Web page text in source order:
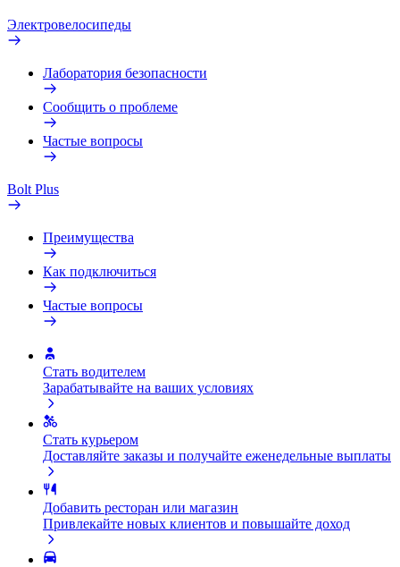
Электровелосипеды
Лаборатория безопасности
Сообщить о проблеме
Частые вопросы
Bolt Plus
Преимущества
Как подключиться
Частые вопросы
Стать водителем
Зарабатывайте на ваших условиях
Стать курьером
Доставляйте заказы и получайте еженедельные выплаты
Добавить ресторан или магазин
Привлекайте новых клиентов и повышайте доход